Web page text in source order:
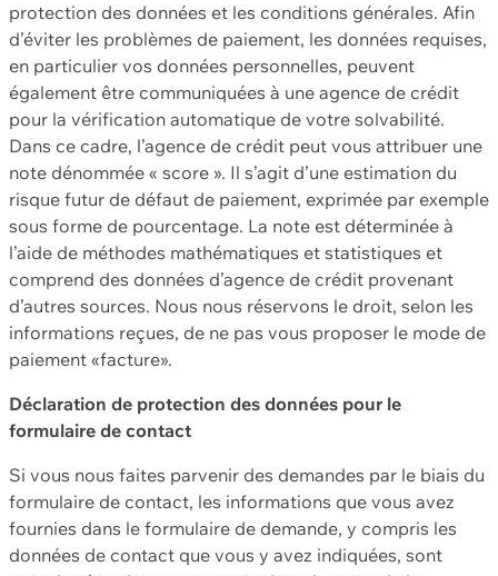
protection des données et les conditions générales. Afin
d’éviter les problèmes de paiement, les données requises,
en particulier vos données personnelles, peuvent
également être communiquées à une agence de crédit
pour la vérification automatique de votre solvabilité.
Dans ce cadre, l’agence de crédit peut vous attribuer une
note dénommée « score ». Il s’agit d’une estimation du
risque futur de défaut de paiement, exprimée par exemple
sous forme de pourcentage. La note est déterminée à
l’aide de méthodes mathématiques et statistiques et
comprend des données d’agence de crédit provenant
d’autres sources. Nous nous réservons le droit, selon les
informations reçues, de ne pas vous proposer le mode de
paiement «facture».
Déclaration de protection des données pour le
formulaire de contact
Si vous nous faites parvenir des demandes par le biais du
formulaire de contact, les informations que vous avez
fournies dans le formulaire de demande, y compris les
données de contact que vous y avez indiquées, sont